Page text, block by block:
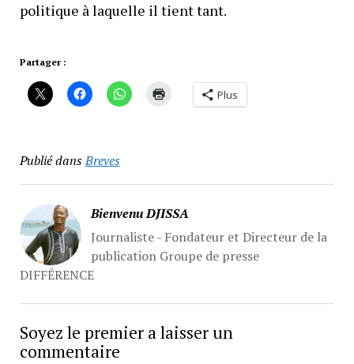
politique à laquelle il tient tant.
Partager :
Plus
Publié dansBreves
Bienvenu DJISSA
Journaliste - Fondateur et Directeur de la
publication Groupe de presse
DIFFÉRENCE
Soyez le premier a laisser un
commentaire